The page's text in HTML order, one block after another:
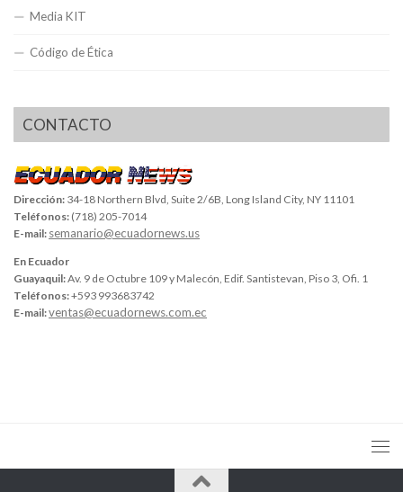
Media KIT
Código de Ética
CONTACTO
Dirección: 34-18 Northern Blvd, Suite 2/6B, Long Island City, NY 11101
Teléfonos: (718) 205-7014
E-mail: semanario@ecuadornews.us
En Ecuador
Guayaquil:Av. 9 de Octubre 109 y Malecón, Edif. Santistevan, Piso 3, Ofi. 1
Teléfonos:+593 993683742
E-mail:ventas@ecuadornews.com.ec